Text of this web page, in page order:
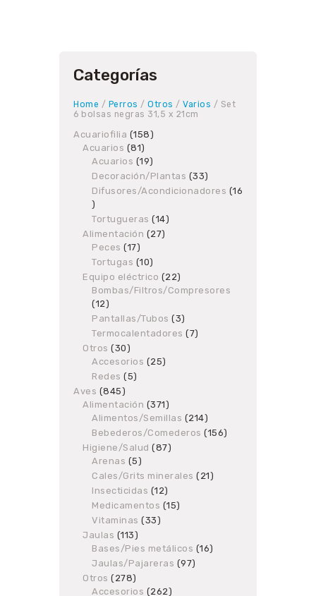
Categorías
Home / Perros / Otros / Varios / Set
6 bolsas negras 31,5 x 21cm
Acuariofilia 158158
Acuarios 8181
products
Acuarios 1919
products
Decoración/Plantas 3333
products
Difusores/Acondicionadores
16
16
products
Tortugueras 1414
Alimentación 2727
Peces 1717
products
Tortugas 1010
products
Equipo eléctrico 2222
products
Bombas/Filtros/Compresores
1212
products
Pantallas/Tubos 33
products
Termocalentadores 77
Otros 3030
products
Accesorios 2525
Redes 55
Aves 845845
products
Alimentación 371371
products
Alimentos/Semillas 214214
products
Bebederos/Comederos 156156
Higiene/Salud 8787
Arenas 55
products
Cales/Grits minerales 2121
Insecticidas 1212
products
Medicamentos 1515
Vitaminas 3333
Jaulas 113113
products
Bases/Pies metálicos 1616
Jaulas/Pajareras 9797
Otros 278278
products
Accesorios 262262